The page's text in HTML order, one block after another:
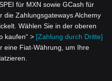
für MXN sowie GCash für
die Zahlungsgateways Alchemy
Wählen Sie in der oberen
kaufen“ > [Zahlung durch Dritte]
eine Fiat-Währung, um Ihre